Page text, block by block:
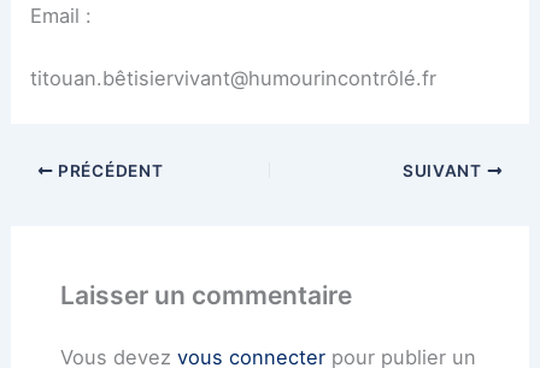
Email :
titouan.bêtisiervivant@humourincontrôlé.fr
PRÉCÉDENT SUIVANT
Laisser un commentaire
Vous devez vous connecterpour publier un